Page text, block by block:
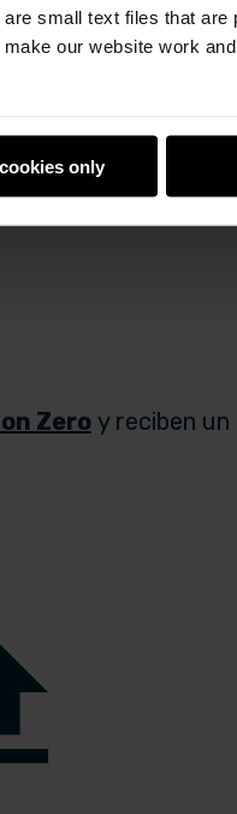
small text files that are
our website work
only
Zero y reciben un